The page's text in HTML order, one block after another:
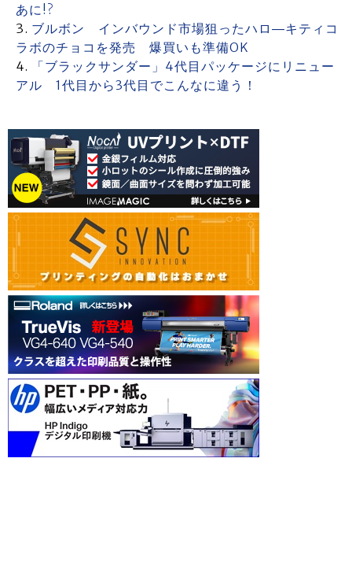
あに!?
ブルボン インバウンド市場狙ったハロ―キティコ
ラボのチョコを発売 爆買いも準備OK
「ブラックサンダー」4代目パッケージにリニュー
アル 1代目から3代目でこんなに違う！